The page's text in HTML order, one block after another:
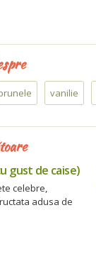
vanilie
gust de caise)
celebre,
adusa de